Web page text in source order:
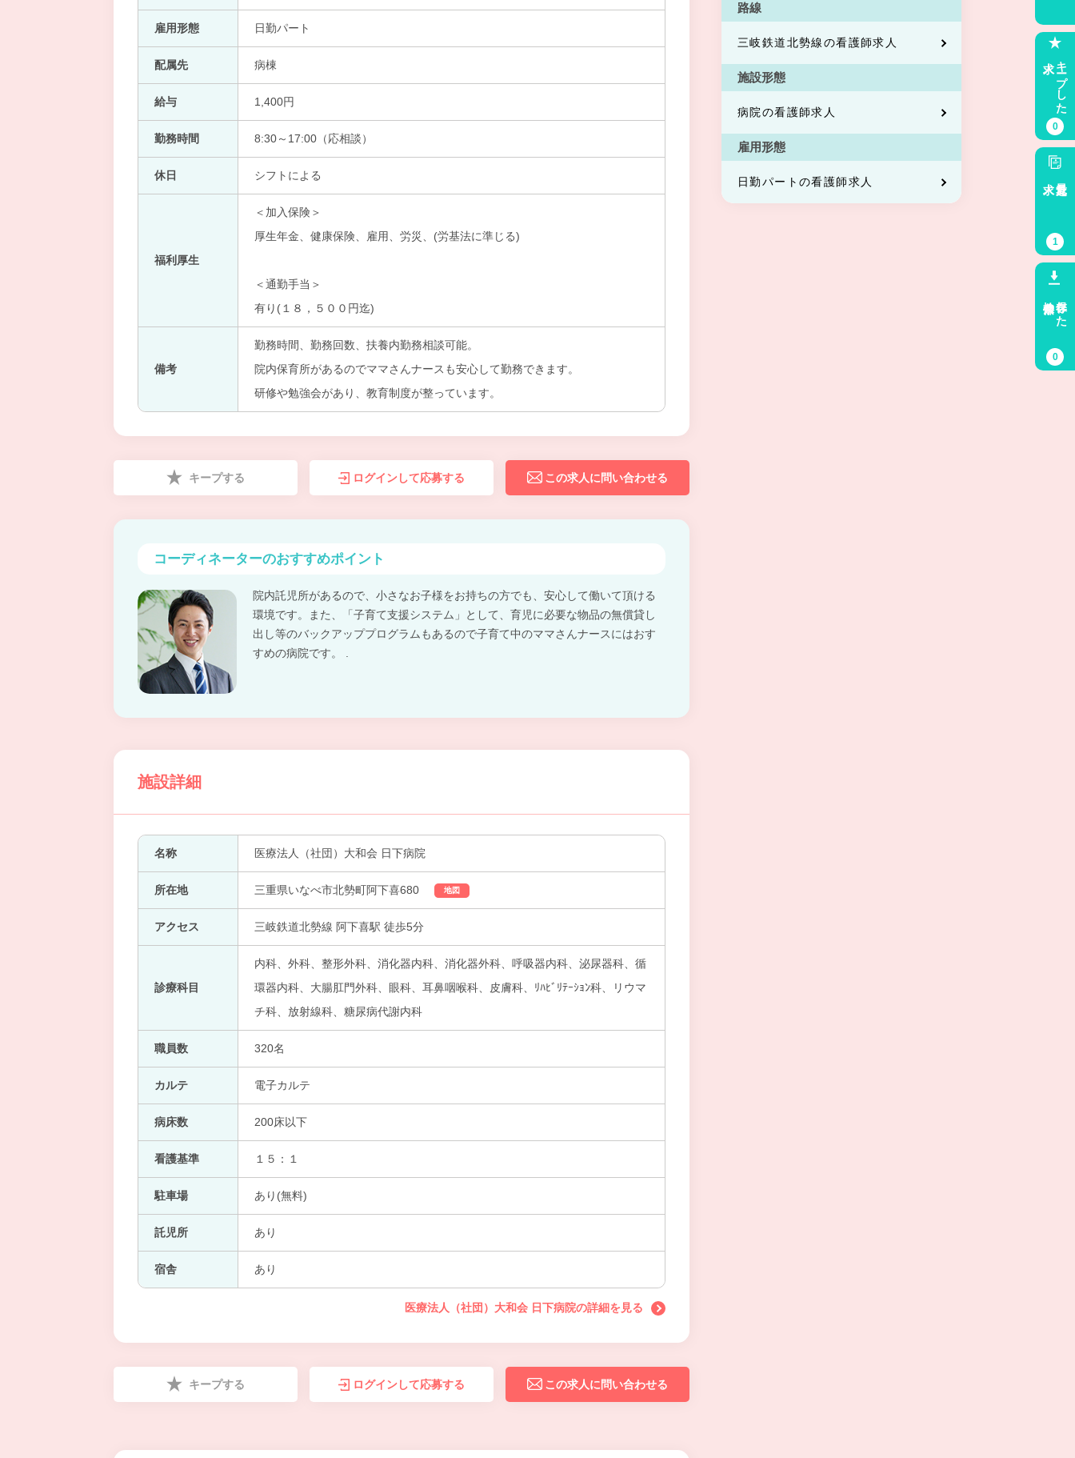
雇用形態 日勤パート
配属先 病棟
給与 1,400円
勤務時間 8:30～17:00（応相談）
休日 シフトによる
福利厚生
＜加入保険＞
厚生年金、健康保険、雇用、労災、(労基法に準じる)
＜通勤手当＞
有り(１８，５００円迄)
備考
勤務時間、勤務回数、扶養内勤務相談可能。
院内保育所があるのでママさんナースも安心して勤務できます。
研修や勉強会があり、教育制度が整っています。
キープする ログインして応募する この求人に問い合わせる
コーディネーターのおすすめポイント
院内託児所があるので、小さなお子様をお持ちの方でも、安心して働いて頂ける
環境です。また、「子育て支援システム」として、育児に必要な物品の無償貸し
出し等のバックアッププログラムもあるので子育て中のママさんナースにはおす
すめの病院です。 .
施設詳細
名称 医療法人（社団）大和会 日下病院
所在地 三重県いなべ市北勢町阿下喜680 地図
アクセス 三岐鉄道北勢線 阿下喜駅 徒歩5分
診療科目
内科、外科、整形外科、消化器内科、消化器外科、呼吸器内科、泌尿器科、循
環器内科、大腸肛門外科、眼科、耳鼻咽喉科、皮膚科、ﾘﾊﾋﾞﾘﾃｰｼｮﾝ科、リウマ
チ科、放射線科、糖尿病代謝内科
職員数 320名
カルテ 電子カルテ
病床数 200床以下
看護基準 １５：１
駐車場 あり(無料)
託児所 あり
宿舎 あり
医療法人（社団）大和会 日下病院の詳細を見る
キープする ログインして応募する この求人に問い合わせる
路線
三岐鉄道北勢線の看護師求人
施設形態
病院の看護師求人
雇用形態
日勤パートの看護師求人
キープした
0
最近見た
1
保存した
0